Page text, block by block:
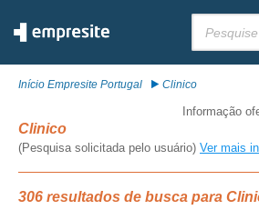
Início Empresite Portugal Clinico
Informação
Clinico
(Pesquisa solicitada pelo usuário) Ver mais
306 resultados de busca para